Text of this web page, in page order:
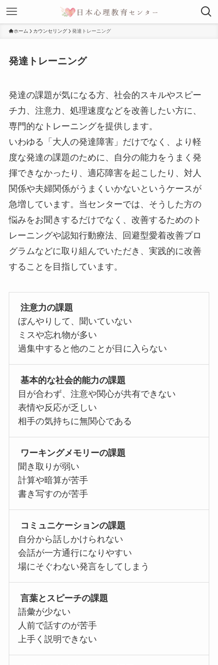
ホーム カウンセリング 発達トレーニング
発達トレーニング
発達の課題が気になる方、社会的スキルやスピー
チ力、注意力、処理速度などを改善したい方に、
専門的なトレーニングを提供します。
いわゆる「大人の発達障害」だけでなく、より軽
度な発達の課題のために、自分の能力をうまく発
揮できなかったり、適応障害を起こしたり、対人
関係や夫婦関係がうまくいかないというケースが
急増しています。当センターでは、そうした方の
悩みをお聞きするだけでなく、改善するためのト
レーニングや認知行動療法、回避型愛着改善プロ
グラムなどに取り組んでいただき、実践的に改善
することを目指しています。
注意力の課題
ぼんやりして、聞いていない
ミスや忘れ物が多い
過集中すると他のことが目に入らない
基本的な社会的能力の課題
目が合わず、注意や関心が共有できない
表情や反応が乏しい
相手の気持ちに無関心である
ワーキングメモリーの課題
聞き取りが弱い
計算や暗算が苦手
書き写すのが苦手
コミュニケーションの課題
自分から話しかけられない
会話が一方通行になりやすい
場にそぐわない発言をしてしまう
言葉とスピーチの課題
語彙が少ない
人前で話すのが苦手
上手く説明できない